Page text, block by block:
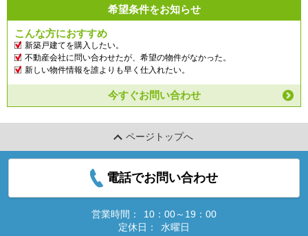
希望条件をお知らせ
こんな方におすすめ
新築戸建てを購入したい。
不動産会社に問い合わせたが、希望の物件がなかった。
新しい物件情報を誰よりも早く仕入れたい。
今すぐお問い合わせ
ページトップへ
電話でお問い合わせ
営業時間：
10：00～19：00
定休日：
水曜日